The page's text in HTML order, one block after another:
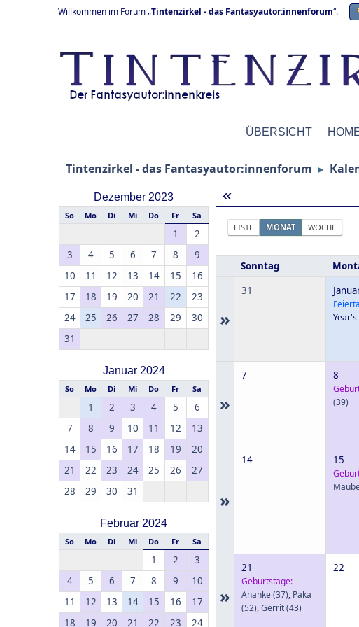
Willkommen im Forum „Tintenzirkel - das Fantasyautor:innenforum“.
ÜBERSICHT
Tintenzirkel - das Fantasyautor:innenforum ►
Dezember 2023
So Mo Di Mi Do Fr Sa
1
2
3
4 5 6 7 8
9
10
11 12 13 14 15
16
17
18 19 20 21 22
23
24
25 26 27 28 29
30
31
Januar 2024
So Mo Di Mi Do Fr Sa
1 2 3 4 5
6
7
8 9 10 11 12
13
14
15 16 17 18 19
20
21
22 23 24 25 26
27
28
29 30 31
Februar 2024
So Mo Di Mi Do Fr Sa
1 2
3
4
5 6 7 8 9
10
11
12 13 14 15 16
17
18
19 20 21 22 23 24
«
LISTE MONAT WOCHE
Sonntag
»
31
Year's
»
7 8
(39)
»
14 15
»
21
Geburtstage:
Ananke(37), Paka
(52),Gerrit(43)
22